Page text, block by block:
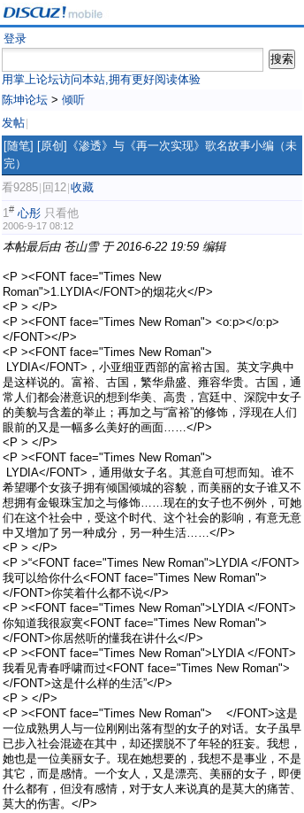
登录
用掌上论坛访问本站,拥有更好阅读体验
陈坤论坛 > 倾听
发帖
[随笔] [原创]《渗透》与《再一次实现》歌名故事小编（未
完）
看9285 回12 收藏
1# 心彤 只看他
2006-9-17 08:12
本帖最后由 苍山雪 于 2016-6-22 19:59 编辑
<P ><FONT face="Times New
Roman">1.LYDIA</FONT>的烟花火</P>
<P > </P>
<P ><FONT face="Times New Roman"> <o:p></o:p>
</FONT></P>
<P ><FONT face="Times New Roman">
LYDIA</FONT>，小亚细亚西部的富裕古国。英文字典中
是这样说的。富裕、古国，繁华鼎盛、雍容华贵。古国，通
常人们都会潜意识的想到华美、高贵，宫廷中、深院中女子
的美貌与含羞的举止；再加之与“富裕”的修饰，浮现在人们
眼前的又是一幅多么美好的画面……</P>
<P > </P>
<P ><FONT face="Times New Roman">
LYDIA</FONT>，通用做女子名。其意自可想而知。谁不
希望哪个女孩子拥有倾国倾城的容貌，而美丽的女子谁又不
想拥有金银珠宝加之与修饰……现在的女子也不例外，可她
们在这个社会中，受这个时代、这个社会的影响，有意无意
中又增加了另一种成分，另一种生活……</P>
<P > </P>
<P >“<FONT face="Times New Roman">LYDIA </FONT>
我可以给你什么<FONT face="Times New Roman">
</FONT>你笑着什么都不说</P>
<P ><FONT face="Times New Roman">LYDIA </FONT>
你知道我很寂寞<FONT face="Times New Roman">
</FONT>你居然听的懂我在讲什么</P>
<P ><FONT face="Times New Roman">LYDIA </FONT>
我看见青春呼啸而过<FONT face="Times New Roman">
</FONT>这是什么样的生活”</P>
<P > </P>
<P ><FONT face="Times New Roman"> </FONT>这是
一位成熟男人与一位刚刚出落有型的女子的对话。女子虽早
已步入社会混迹在其中，却还摆脱不了年轻的狂妄。我想，
她也是一位美丽女子。现在她想要的，我想不是事业，不是
其它，而是感情。一个女人，又是漂亮、美丽的女子，即便
什么都有，但没有感情，对于女人来说真的是莫大的痛苦、
莫大的伤害。</P>